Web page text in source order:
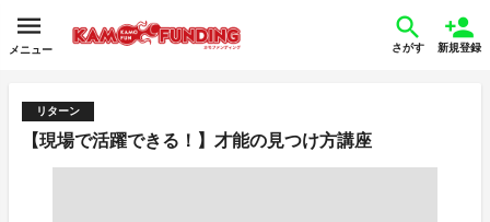
メニュー さがす 新規登録
リターン
【現場で活躍できる！】才能の見つけ方講座